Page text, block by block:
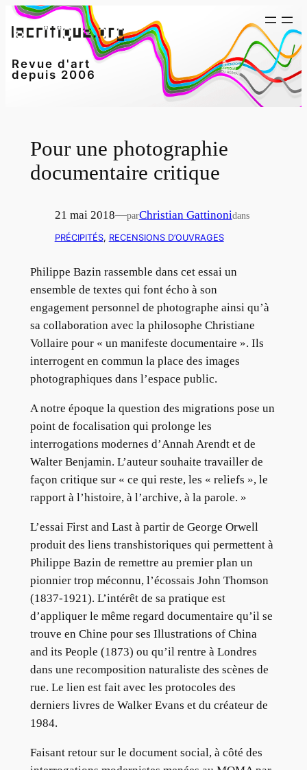
Aller
au
Revue d'art
depuis 2006
Pour une photographie
documentaire critique
21 mai 2018—parChristian Gattinonidans
PRÉCIPITÉS, RECENSIONS D’OUVRAGES
Philippe Bazin rassemble dans cet essai un
ensemble de textes qui font écho à son
engagement personnel de photographe ainsi qu’à
sa collaboration avec la philosophe Christiane
Vollaire pour « un manifeste documentaire ». Ils
interrogent en commun la place des images
photographiques dans l’espace public.
A notre époque la question des migrations pose un
point de focalisation qui prolonge les
interrogations modernes d’Annah Arendt et de
Walter Benjamin. L’auteur souhaite travailler de
façon critique sur « ce qui reste, les « reliefs », le
rapport à l’histoire, à l’archive, à la parole. »
L’essai First and Last à partir de George Orwell
produit des liens transhistoriques qui permettent à
Philippe Bazin de remettre au premier plan un
pionnier trop méconnu, l’écossais John Thomson
(1837-1921). L’intérêt de sa pratique est
d’appliquer le même regard documentaire qu’il se
trouve en Chine pour ses Illustrations of China
and its People (1873) ou qu’il rentre à Londres
dans une recomposition naturaliste des scènes de
rue. Le lien est fait avec les protocoles des
derniers livres de Walker Evans et du créateur de
1984.
Faisant retour sur le document social, à côté des